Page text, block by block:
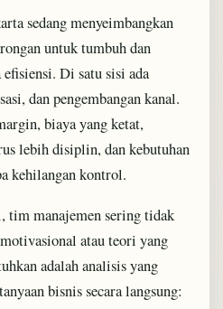
sedang menyeimbangkan
untuk tumbuh dan
Di satu sisi ada
dan pengembangan kanal.
biaya yang ketat,
lebih disiplin, dan kebutuhan
kehilangan kontrol.
tim manajemen sering tidak
atau teori yang
adalah analisis yang
bisnis secara langsung: